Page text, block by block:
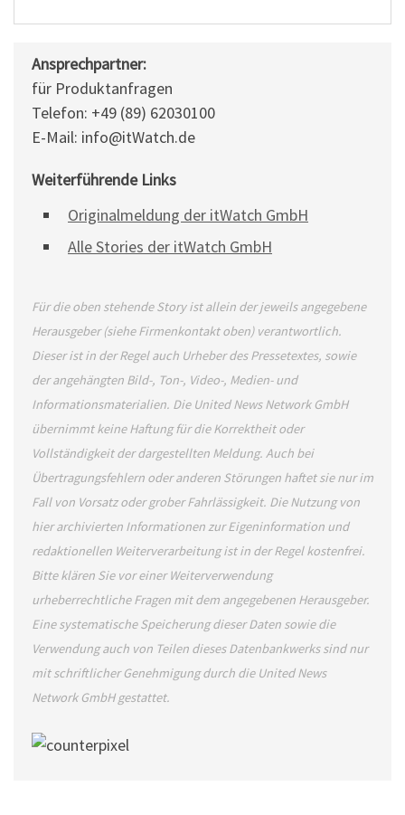
Ansprechpartner:
für Produktanfragen
Telefon: +49 (89) 62030100
E-Mail: info@itWatch.de
Weiterführende Links
Originalmeldung der itWatch GmbH
Alle Stories der itWatch GmbH
Für die oben stehende Story ist allein der jeweils angegebene
Herausgeber (siehe Firmenkontakt oben) verantwortlich.
Dieser ist in der Regel auch Urheber des Pressetextes, sowie
der angehängten Bild-, Ton-, Video-, Medien- und
Informationsmaterialien. Die United News Network GmbH
übernimmt keine Haftung für die Korrektheit oder
Vollständigkeit der dargestellten Meldung. Auch bei
Übertragungsfehlern oder anderen Störungen haftet sie nur im
Fall von Vorsatz oder grober Fahrlässigkeit. Die Nutzung von
hier archivierten Informationen zur Eigeninformation und
redaktionellen Weiterverarbeitung ist in der Regel kostenfrei.
Bitte klären Sie vor einer Weiterverwendung
urheberrechtliche Fragen mit dem angegebenen Herausgeber.
Eine systematische Speicherung dieser Daten sowie die
Verwendung auch von Teilen dieses Datenbankwerks sind nur
mit schriftlicher Genehmigung durch die United News
Network GmbH gestattet.